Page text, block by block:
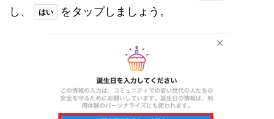
し、
はい をタップしましょう。